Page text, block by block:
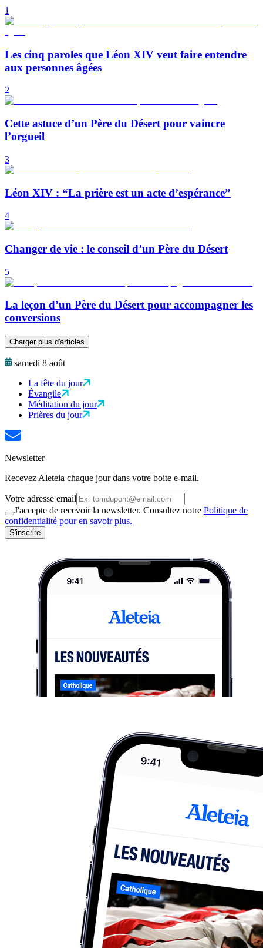
1
Les cinq paroles que Léon XIV veut faire entendre
aux personnes âgées
2
Cette astuce d’un Père du Désert pour vaincre
l’orgueil
3
Léon XIV : “La prière est un acte d’espérance”
4
Changer de vie : le conseil d’un Père du Désert
5
La leçon d’un Père du Désert pour accompagner les
conversions
Charger plus d'articles
samedi 8 août
La fête du jour
Évangile
Méditation du jour
Prières du jour
Newsletter
Recevez Aleteia chaque jour dans votre boite e-mail.
Votre adresse email
J'accepte de recevoir la newsletter. Consultez notre Politique de
confidentialité pour en savoir plus.
S'inscrire